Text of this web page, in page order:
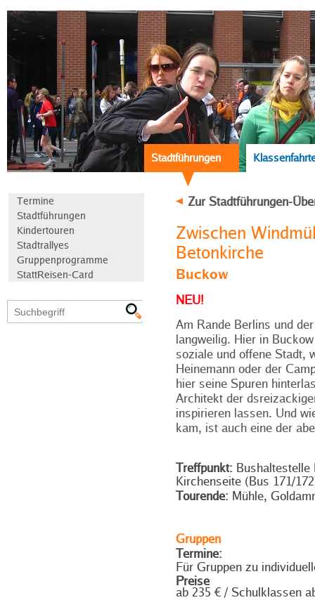
Stadtführungen
Termine
Stadtführungen
Kindertouren
Stadtrallyes
Gruppenprogramme
StattReisen-Card
Zur Stadtführungen-
Zwischen
Betonkirche
Buckow
NEU!
Am Rande Berlins und
langweilig. Hier in
soziale und offene Stadt,
Heinemann oder der
hier seine Spuren
Architekt der
inspirieren lassen. Und
kam, ist auch eine der
Treffpunkt: Bushaltestelle
Kirchenseite (Bus 171/
Tourende: Mühle,
Gruppen
Termine:
Für Gruppen zu
Preise
ab 235 € / Schulklassen